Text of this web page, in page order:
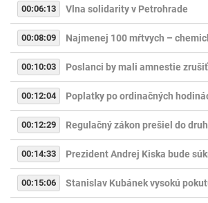
00:06:13 Vlna solidarity v Petrohrade
00:08:09 Najmenej 100 mŕtvych –
00:10:03 Poslanci by mali amnestie
00:12:04 Poplatky po ordinačných
00:12:29 Regulačný zákon prešiel do
00:14:33 Prezident Andrej Kiska bude
00:15:06 Stanislav Kubánek vysokú